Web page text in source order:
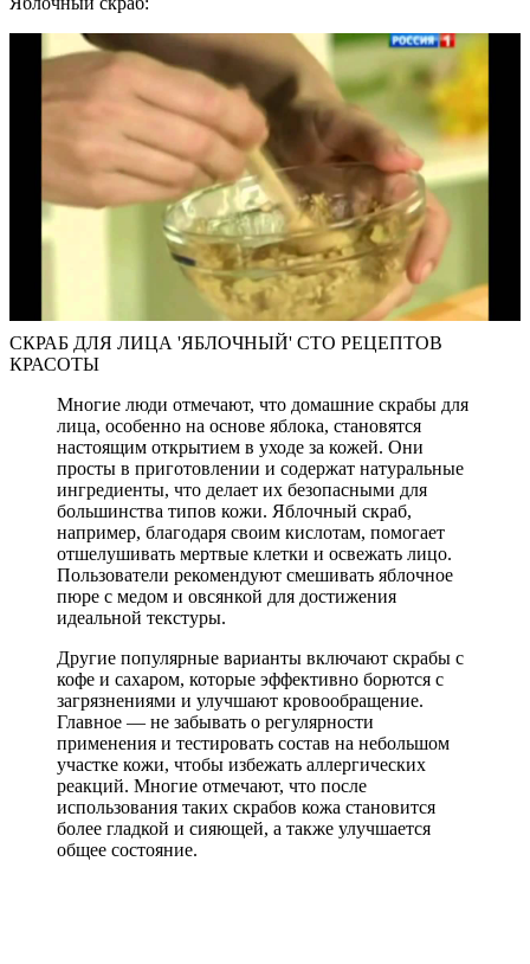
СКРАБ ДЛЯ ЛИЦА 'ЯБЛОЧНЫЙ' СТО РЕЦЕПТОВ
КРАСОТЫ
Многие люди отмечают, что домашние скрабы для
лица, особенно на основе яблока, становятся
настоящим открытием в уходе за кожей. Они
просты в приготовлении и содержат натуральные
ингредиенты, что делает их безопасными для
большинства типов кожи. Яблочный скраб,
например, благодаря своим кислотам, помогает
отшелушивать мертвые клетки и освежать лицо.
Пользователи рекомендуют смешивать яблочное
пюре с медом и овсянкой для достижения
идеальной текстуры.
Другие популярные варианты включают скрабы с
кофе и сахаром, которые эффективно борются с
загрязнениями и улучшают кровообращение.
Главное — не забывать о регулярности
применения и тестировать состав на небольшом
участке кожи, чтобы избежать аллергических
реакций. Многие отмечают, что после
использования таких скрабов кожа становится
более гладкой и сияющей, а также улучшается
общее состояние.